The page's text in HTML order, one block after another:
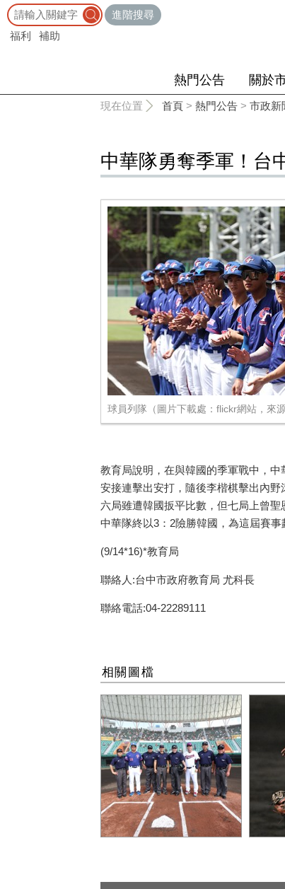
進階搜尋
福利
補助
熱門公告 關於
現在位置 首頁 > 熱門公告 > 市政新
中華隊勇奪季軍！台
球員列隊（圖片下載處：flickr網站，來
教育局說明，在與韓國的季軍戰中，
安接連擊出安打，隨後李楷棋擊出內
六局雖遭韓國扳平比數，但七局上曾
中華隊終以3：2險勝韓國，為這屆賽事
(9/14*16)*教育局
聯絡人:台中市政府教育局 尤科長
聯絡電話:04-22289111
相關圖檔
WBSC.org）_0